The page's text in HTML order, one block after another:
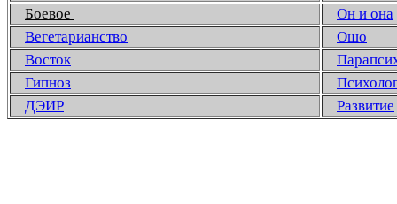
Боевое
Он и она
Вегетарианство
Ошо
Восток
Гипноз
ДЭИР
Развитие